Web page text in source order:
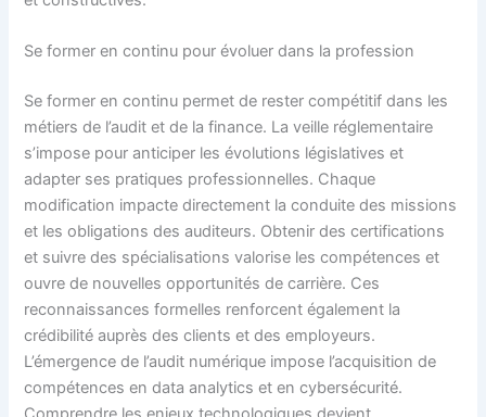
Se former en continu pour évoluer dans la profession
Se former en continu permet de rester compétitif dans les
métiers de l’audit et de la finance. La veille réglementaire
s’impose pour anticiper les évolutions législatives et
adapter ses pratiques professionnelles. Chaque
modification impacte directement la conduite des missions
et les obligations des auditeurs. Obtenir des certifications
et suivre des spécialisations valorise les compétences et
ouvre de nouvelles opportunités de carrière. Ces
reconnaissances formelles renforcent également la
crédibilité auprès des clients et des employeurs.
L’émergence de l’audit numérique impose l’acquisition de
compétences en data analytics et en cybersécurité.